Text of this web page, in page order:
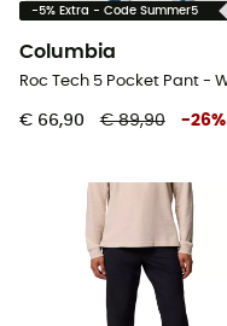
-5% Extra - Code Summer5
Columbia
€ 66,90 € 89,90 -26%